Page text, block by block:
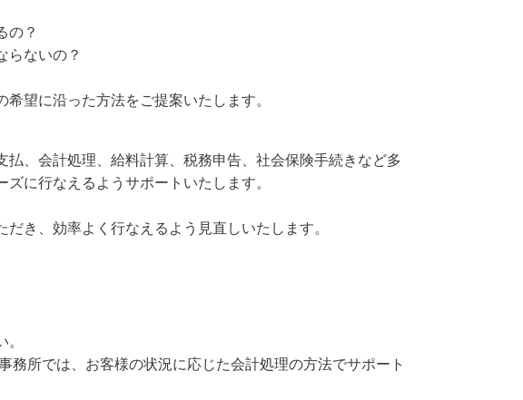
の？
らないの？
望に沿った方法をご提案いたします。
、会計処理、給料計算、税務申告、社会保険手続きなど多
に行なえるようサポートいたします。
き、効率よく行なえるよう見直しいたします。
務所では、お客様の状況に応じた会計処理の方法でサポート